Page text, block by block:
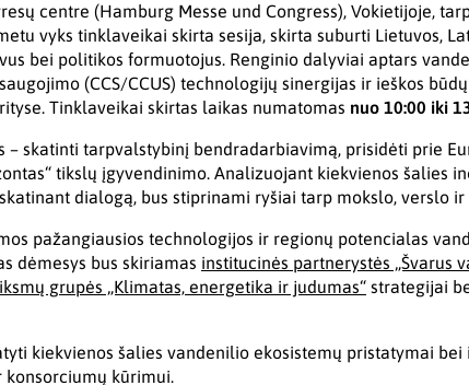
centre (Hamburg Messe und Congress), Vokietijoje,
vyks tinklaveikai skirta sesija, skirta suburti Lietuvos,
bei politikos formuotojus. Renginio dalyviai aptars
(CCS/CCUS) technologijų sinergijas ir ieškos
Tinklaveikai skirtas laikas numatomas nuo 10:00 iki
– skatinti tarpvalstybinį bendradarbiavimą, prisidėti prie
tikslų įgyvendinimo. Analizuojant kiekvienos šalies
dialogą, bus stiprinami ryšiai tarp mokslo, verslo
pažangiausios technologijos ir regionų potencialas
dėmesys bus skiriamas institucinės partnerystės „Švarus
grupės „Klimatas, energetika ir judumas“ strategijai
kiekvienos šalies vandenilio ekosistemų pristatymai bei
kūrimui.